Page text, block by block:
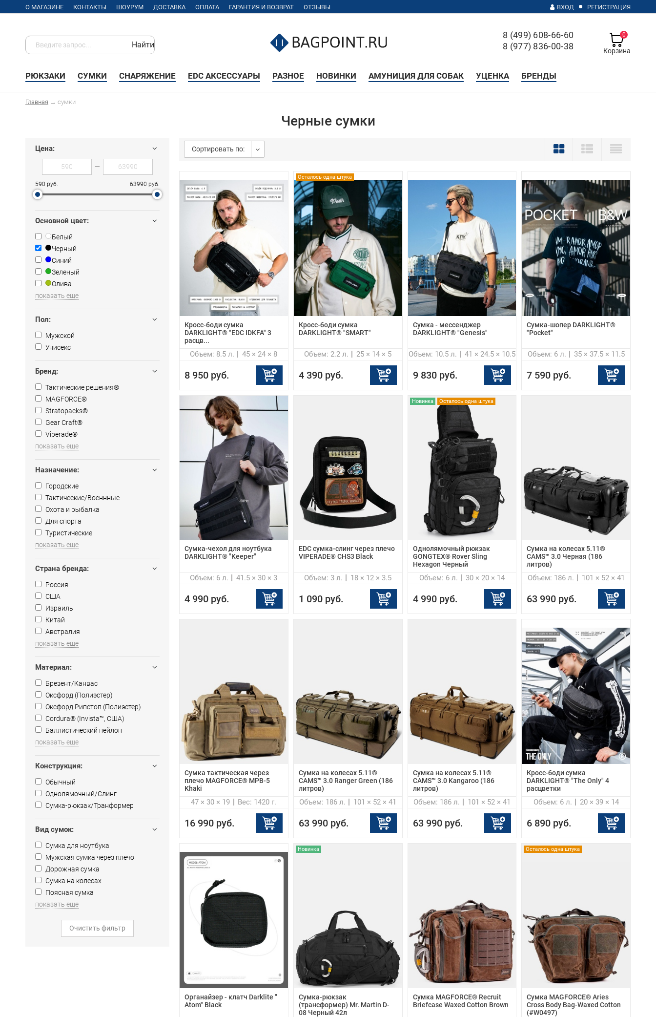
О МАГАЗИНЕ КОНТАКТЫ ШОУРУМ ДОСТАВКА ОПЛАТА ГАРАНТИЯ И ВОЗВРАТ ОТЗЫВЫ ВХОД РЕГИСТРАЦИЯ
Найти
8 (499) 608-66-60
8 (977) 836-00-38
Корзина
0
РЮКЗАКИ СУМКИ СНАРЯЖЕНИЕ EDC АКСЕССУАРЫ РАЗНОЕ НОВИНКИ АМУНИЦИЯ ДЛЯ СОБАК УЦЕНКА БРЕНДЫ
Главная → сумки
Черные сумки
Цена:
—
590 руб. 63990 руб.
Основной цвет:
Белый
Черный
Синий
Зеленый
Олива
показать еще
Пол:
Мужской
Унисекс
Бренд:
Тактические решения®
MAGFORCE®
Stratopacks®
Gear Craft®
Viperade®
показать еще
Назначение:
Городские
Тактические/Военнные
Охота и рыбалка
Для спорта
Туристические
показать еще
Страна бренда:
Россия
США
Израиль
Китай
Австралия
показать еще
Материал:
Брезент/Канвас
Оксфорд (Полиэстер)
Оксфорд Рипстоп (Полиэстер)
Cordura® (Invista™, США)
Баллистический нейлон
показать еще
Конструкция:
Обычный
Однолямочный/Слинг
Сумка-рюкзак/Транформер
Вид сумок:
Сумка для ноутбука
Мужская сумка через плечо
Дорожная сумка
Сумка на колесах
Поясная сумка
показать еще
Очистить фильтр
Сортировать по:
Кросс-боди сумка
DARKLIGHT® "EDC IDKFA" 3
расцв...
45 × 24 × 8
Объем: 8.5 л.
8 950 руб.
Осталось одна штука
Кросс-боди сумка
DARKLIGHT® "SMART"
25 × 14 × 5
Объем: 2.2 л.
4 390 руб.
Cумка - мессенджер
DARKLIGHT® "Genesis"
41 × 24.5 × 10.5
Объем: 10.5 л.
9 830 руб.
Сумка-шопер DARKLIGHT®
"Pocket"
35 × 37.5 × 11.5
Объем: 6 л.
7 590 руб.
Сумка-чехол для ноутбука
DARKLIGHT® "Keeper"
41.5 × 30 × 3
Объем: 6 л.
4 990 руб.
EDC сумка-слинг через плечо
VIPERADE® CHS3 Black
18 × 12 × 3.5
Объем: 3 л.
1 090 руб.
Новинка Осталось одна штука
Однолямочный рюкзак
GONGTEX® Rover Sling
Hexagon Черный
30 × 20 × 14
Объем: 6 л.
4 990 руб.
Cумка на колесах 5.11®
CAMS™ 3.0 Черная (186
литров)
101 × 52 × 41
Объем: 186 л.
63 990 руб.
Сумка тактическая через
плечо MAGFORCE® MPB-5
Khaki
47 × 30 × 19 Вес: 1420 г.
16 990 руб.
Cумка на колесах 5.11®
CAMS™ 3.0 Ranger Green (186
литров)
101 × 52 × 41
Объем: 186 л.
63 990 руб.
Cумка на колесах 5.11®
CAMS™ 3.0 Kangaroo (186
литров)
101 × 52 × 41
Объем: 186 л.
63 990 руб.
Кросс-боди сумка
DARKLIGHT® "The Only" 4
расцветки
20 × 39 × 14
Объем: 6 л.
6 890 руб.
Органайзер - клатч Darklite "
Atom" Black
Новинка
Сумка-рюкзак
(трансформер) Mr. Martin D-
08 Черный 42л
Сумка MAGFORCE® Recruit
Briefcase Waxed Cotton Brown
Осталось одна штука
Сумка MAGFORCE® Aries
Cross Body Bag-Waxed Cotton
(#W0497)